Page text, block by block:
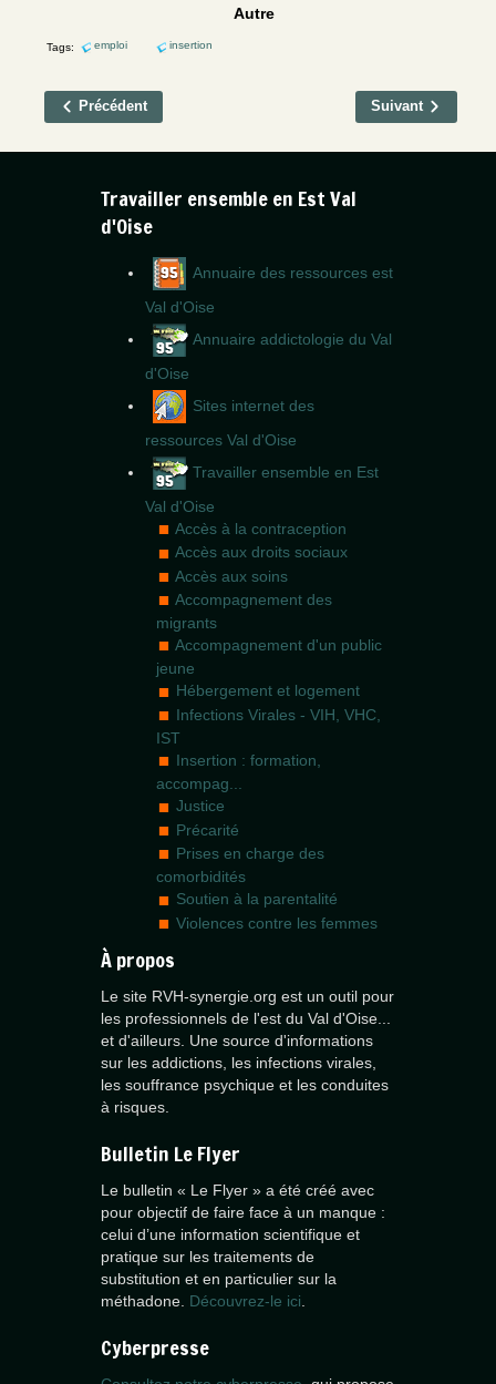
Autre
Tags: emploi insertion
Précédent Suivant
Travailler ensemble en Est Val
d'Oise
Annuaire des ressources est
Val d'Oise
Annuaire addictologie du Val
d'Oise
Sites internet des
ressources Val d'Oise
Travailler ensemble en Est
Val d'Oise
Accès à la contraception
Accès aux droits sociaux
Accès aux soins
Accompagnement des
migrants
Accompagnement d'un public
jeune
Hébergement et logement
Infections Virales - VIH, VHC,
IST
Insertion : formation,
accompag...
Justice
Précarité
Prises en charge des
comorbidités
Soutien à la parentalité
Violences contre les femmes
À propos
Le site RVH-synergie.org est un outil pour
les professionnels de l'est du Val d'Oise...
et d'ailleurs. Une source d'informations
sur les addictions, les infections virales,
les souffrance psychique et les conduites
à risques.
Bulletin Le Flyer
Le bulletin « Le Flyer » a été créé avec
pour objectif de faire face à un manque :
celui d’une information scientifique et
pratique sur les traitements de
substitution et en particulier sur la
méthadone. Découvrez-le ici
Cyberpresse